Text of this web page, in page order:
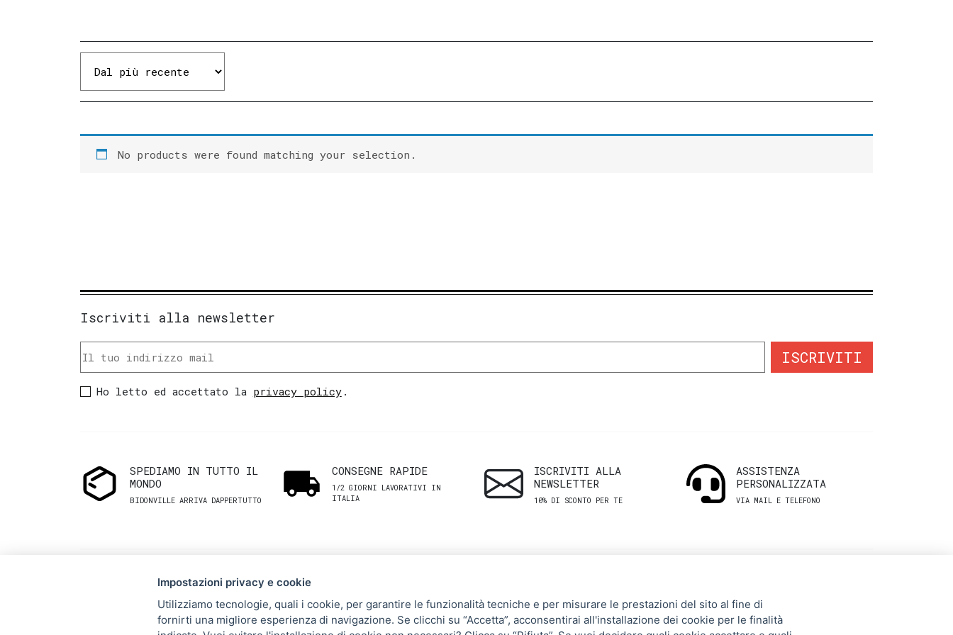
Spedizioni
No products were found matching your selection.
Iscriviti alla newsletter
ISCRIVITI
Ho letto ed accettato la privacy policy.
SPEDIAMO IN TUTTO IL
MONDO
BIDONVILLE ARRIVA DAPPERTUTTO
CONSEGNE RAPIDE
1/2 GIORNI LAVORATIVI IN
ITALIA
ISCRIVITI ALLA
NEWSLETTER
10% DI SCONTO PER TE
ASSISTENZA
PERSONALIZZATA
VIA MAIL E TELEFONO
Uomo
CLIENTI
UTILI
Impostazioni privacy e cookie
Utilizziamo tecnologie, quali i cookie, per garantire le funzionalità tecniche e per misurare le prestazioni del sito al fine di
fornirti una migliore esperienza di navigazione. Se clicchi su “Accetta”, acconsentirai all'installazione dei cookie per le finalità